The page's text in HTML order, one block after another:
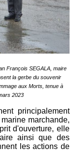
François SEGALA, maire
la gerbe du souvenir
aux Morts, tenue à
2023
principalement
marchande,
d'ouverture, elle
ainsi que des
les actions de